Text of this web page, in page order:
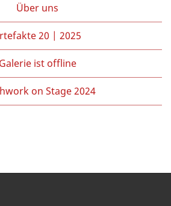
Über uns
20 | 2025
Galerie ist offline
on Stage 2024